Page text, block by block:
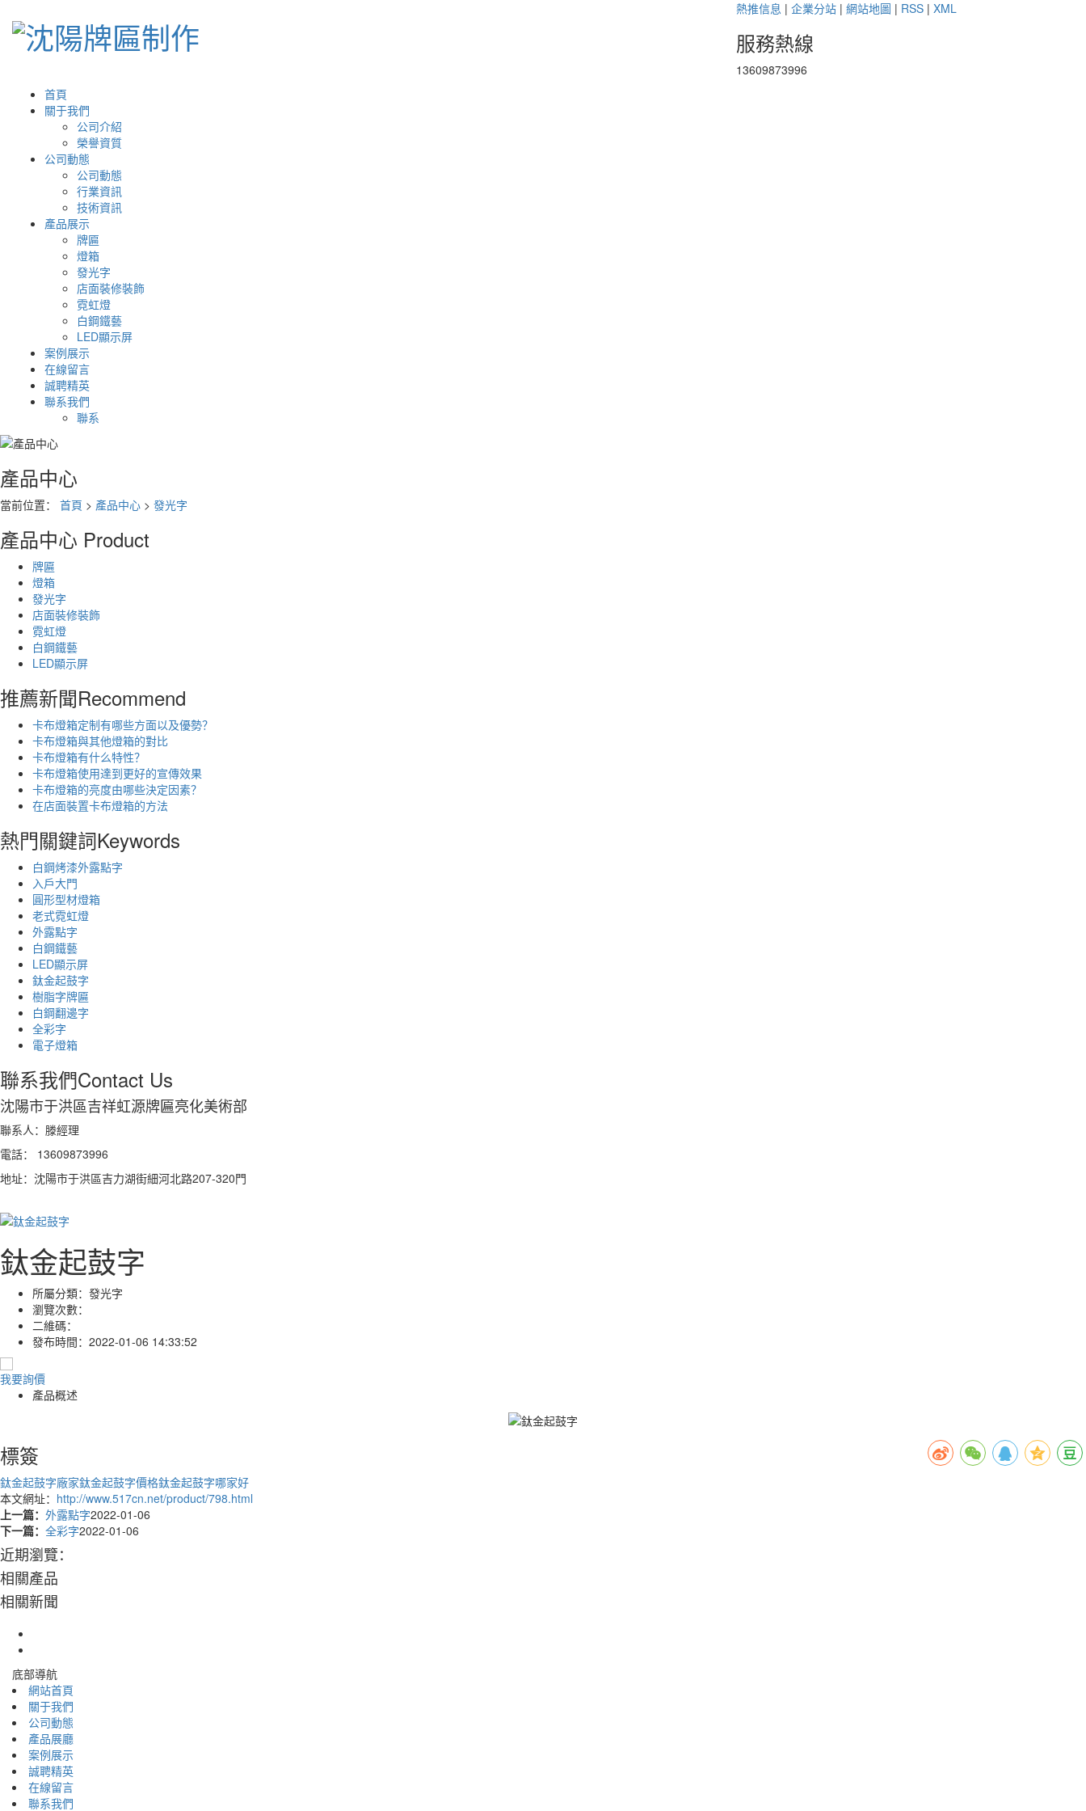
熱推信息 | 企業分站 | 網站地圖 | RSS | XML
服務熱線
13609873996
首頁
關于我們
公司介紹
榮譽資質
公司動態
公司動態
行業資訊
技術資訊
產品展示
牌匾
燈箱
發光字
店面裝修裝飾
霓虹燈
白鋼鐵藝
LED顯示屏
案例展示
在線留言
誠聘精英
聯系我們
聯系
產品中心
當前位置： 首頁 > 產品中心 > 發光字
產品中心 Product
牌匾
燈箱
發光字
店面裝修裝飾
霓虹燈
白鋼鐵藝
LED顯示屏
推薦新聞Recommend
卡布燈箱定制有哪些方面以及優勢？
卡布燈箱與其他燈箱的對比
卡布燈箱有什么特性？
卡布燈箱使用達到更好的宣傳效果
卡布燈箱的亮度由哪些決定因素？
在店面裝置卡布燈箱的方法
熱門關鍵詞Keywords
白鋼烤漆外露點字
入戶大門
圓形型材燈箱
老式霓虹燈
外露點字
白鋼鐵藝
LED顯示屏
鈦金起鼓字
樹脂字牌匾
白鋼翻邊字
全彩字
電子燈箱
聯系我們Contact Us
沈陽市于洪區吉祥虹源牌匾亮化美術部
聯系人：滕經理
電話： 13609873996
地址：沈陽市于洪區吉力湖街細河北路207-320門
鈦金起鼓字
所屬分類： 發光字
瀏覽次數：
二維碼：
發布時間： 2022-01-06 14:33:52
我要詢價
產品概述
標簽
鈦金起鼓字廠家鈦金起鼓字價格鈦金起鼓字哪家好
本文網址： http://www.517cn.net/product/798.html
上一篇： 外露點字2022-01-06
下一篇： 全彩字2022-01-06
近期瀏覽：
相關產品
相關新聞
底部導航
網站首頁
關于我們
公司動態
產品展廳
案例展示
誠聘精英
在線留言
聯系我們